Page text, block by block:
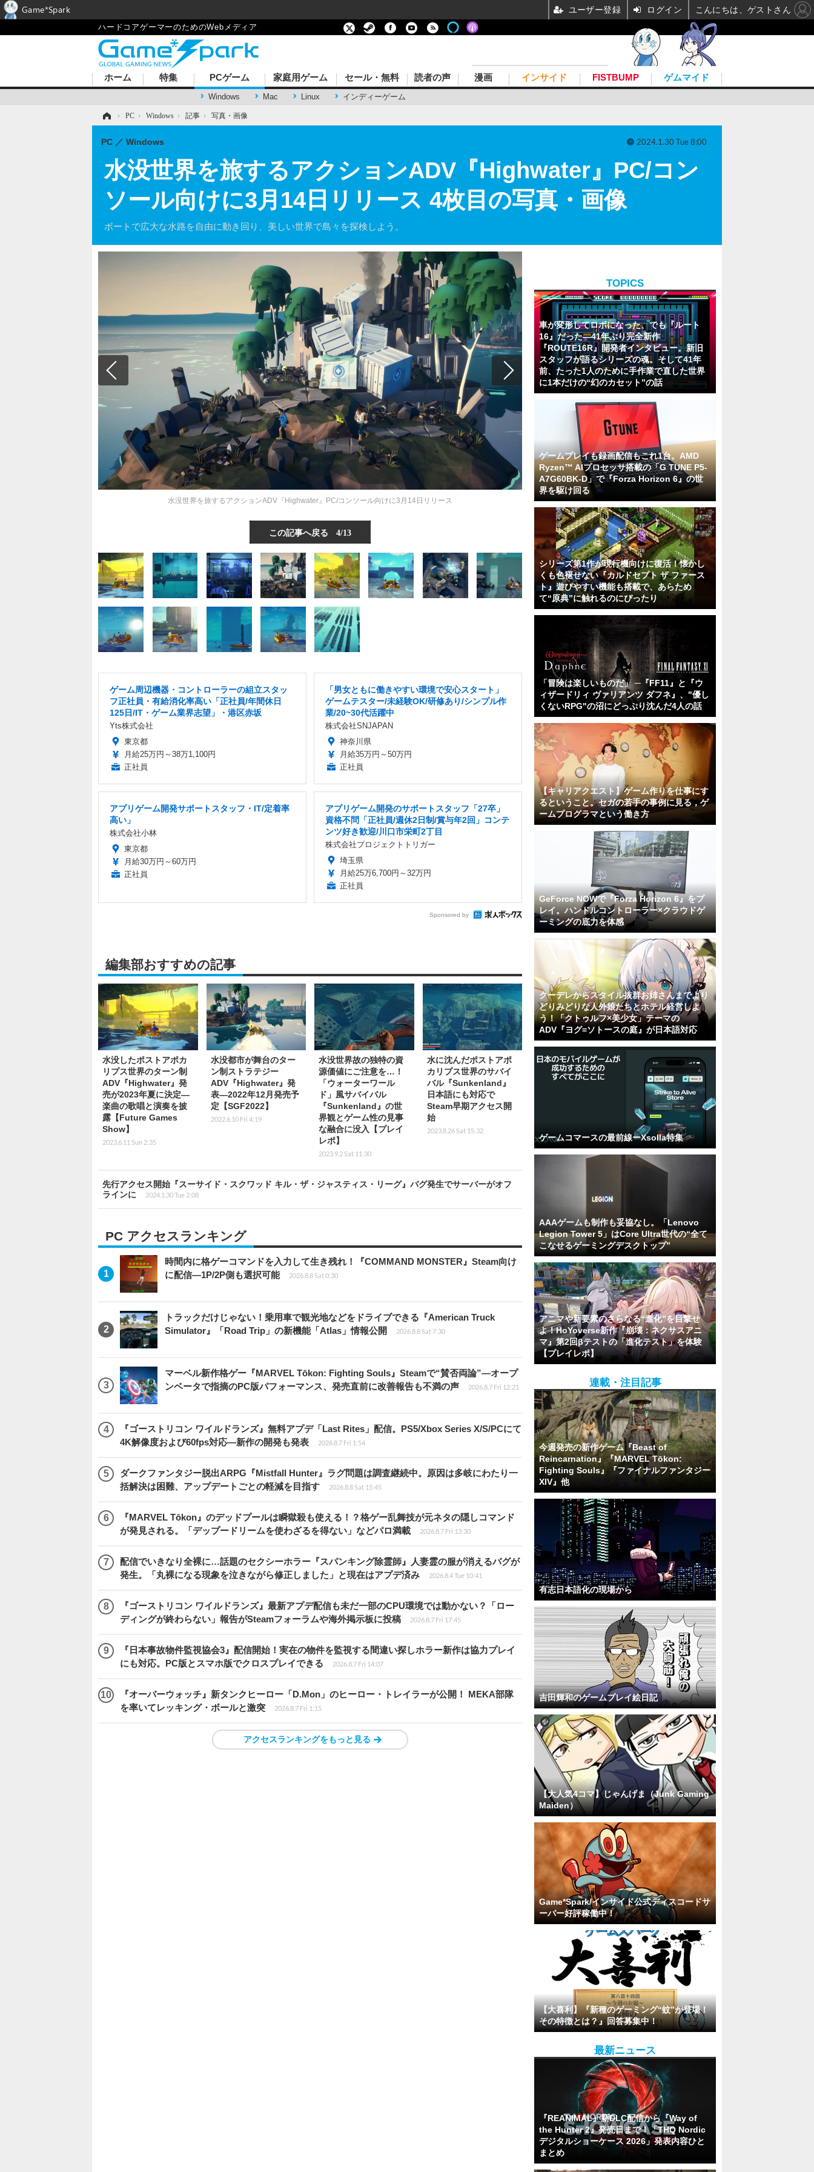
ハードコアゲーマーのためのWebメディア
ホーム 特集 PCゲーム
Windows Mac Linux インディーゲーム
家庭用ゲーム セール・無料 読者の声 漫画 インサイド FISTBUMP ゲムマイド
› PC › Windows › 記事 › 写真・画像
水没世界を旅するアクションADV『Highwater』PC/コン
ソール向けに3月14日リリース 4枚目の写真・画像
ボートで広大な水路を自由に動き回り、美しい世界で島々を探検しよう。
PC Windows 2024.1.30 Tue 8:00
水没世界を旅するアクションADV『Highwater』PC/コンソール向けに3月14日リリース
この記事へ戻る 4/13
ゲーム周辺機器・コントローラーの組立スタッ
フ正社員・有給消化率高い「正社員/年間休日
125日/IT・ゲーム業界志望」・港区赤坂
Yts株式会社
東京都
月給25万円～38万1,100円
正社員
「男女ともに働きやすい環境で安心スタート」
ゲームテスター/未経験OK/研修あり/シンプル作
業/20~30代活躍中
株式会社SNJAPAN
神奈川県
月給35万円～50万円
正社員
アプリゲーム開発サポートスタッフ・IT/定着率
高い」
株式会社小林
東京都
月給30万円～60万円
正社員
アプリゲーム開発のサポートスタッフ「27卒」
資格不問「正社員/週休2日制/賞与年2回」コンテ
ンツ好き歓迎/川口市栄町2丁目
株式会社プロジェクトトリガー
埼玉県
月給25万6,700円～32万円
正社員
Sponsored by
編集部おすすめの記事
水没したポストアポカ
リプス世界のターン制
ADV『Highwater』発
売が2023年夏に決定―
楽曲の歌唱と演奏を披
露【Future Games
Show】
2023.6.11 Sun 2:35
水没都市が舞台のター
ン制ストラテジー
ADV『Highwater』発
表―2022年12月発売予
定【SGF2022】
2022.6.10 Fri 4:19
水没世界故の独特の資
源価値にご注意を…！
「ウォーターワール
ド」風サバイバル
『Sunkenland』の世
界観とゲーム性の見事
な融合に没入【プレイ
レポ】
2023.9.2 Sat 11:30
水に沈んだポストアポ
カリプス世界のサバイ
バル『Sunkenland』
日本語にも対応で
Steam早期アクセス開
始
2023.8.26 Sat 15:32
先行アクセス開始『スーサイド・スクワッド キル・ザ・ジャスティス・リーグ』バグ発生でサーバーがオフ
ラインに
2024.1.30 Tue 2:08
PC アクセスランキング
時間内に格ゲーコマンドを入力して生き残れ！『COMMAND MONSTER』Steam向け
に配信―1P/2P側も選択可能
2026.8.8 Sat 0:30
トラックだけじゃない！乗用車で観光地などをドライブできる『American Truck
Simulator』「Road Trip」の新機能「Atlas」情報公開
2026.8.8 Sat 7:30
マーベル新作格ゲー『MARVEL Tōkon: Fighting Souls』Steamで“賛否両論”―オープ
ンベータで指摘のPC版パフォーマンス、発売直前に改善報告も不満の声
2026.8.7 Fri 12:21
『ゴーストリコン ワイルドランズ』無料アプデ「Last Rites」配信。PS5/Xbox Series X/S/PCにて
4K解像度および60fps対応―新作の開発も発表
2026.8.7 Fri 1:54
ダークファンタジー脱出ARPG『Mistfall Hunter』ラグ問題は調査継続中。原因は多岐にわたり一
括解決は困難、アップデートごとの軽減を目指す
2026.8.8 Sat 15:45
『MARVEL Tōkon』のデッドプールは瞬獄殺も使える！？格ゲー乱舞技が元ネタの隠しコマンド
が発見される。「デップードリームを使わざるを得ない」などパロ満載
2026.8.7 Fri 13:30
配信でいきなり全裸に…話題のセクシーホラー『スパンキング除霊師』人妻霊の服が消えるバグが
発生。「丸裸になる現象を泣きながら修正しました」と現在はアプデ済み
2026.8.4 Tue 10:41
『ゴーストリコン ワイルドランズ』最新アプデ配信も未だ一部のCPU環境では動かない？「ロー
ディングが終わらない」報告がSteamフォーラムや海外掲示板に投稿
2026.8.7 Fri 17:45
『日本事故物件監視協会3』配信開始！実在の物件を監視する間違い探しホラー新作は協力プレイ
にも対応。PC版とスマホ版でクロスプレイできる
2026.8.7 Fri 14:07
『オーバーウォッチ』新タンクヒーロー「D.Mon」のヒーロー・トレイラーが公開！ MEKA部隊
を率いてレッキング・ボールと激突
2026.8.7 Fri 1:15
アクセスランキングをもっと見る
TOPICS
車が変形してロボになった、でも『ルート
16』だった―41年ぶり完全新作
『ROUTE16R』開発者インタビュー。新旧
スタッフが語るシリーズの魂。そして41年
前、たった1人のために手作業で直した世界
に1本だけの“幻のカセット”の話
ゲームプレイも録画配信もこれ1台。AMD
Ryzen™ AIプロセッサ搭載の「G TUNE P5-
A7G60BK-D」で『Forza Horizon 6』の世
界を駆け回る
シリーズ第1作が現行機向けに復活！懐かし
くも色褪せない『カルドセプト ザ ファース
ト』遊びやすい機能も搭載で、あらため
て“原典”に触れるのにぴったり
「冒険は楽しいものだ」 ─『FF11』と『ウ
ィザードリィ ヴァリアンツ ダフネ』、"優し
くないRPG"の沼にどっぷり沈んだ4人の話
【キャリアクエスト】ゲーム作りを仕事にす
るということ。セガの若手の事例に見る，ゲ
ームプログラマという働き方
GeForce NOWで『Forza Horizon 6』をプ
レイ。ハンドルコントローラー×クラウドゲ
ーミングの底力を体感
クーデレからスタイル抜群お姉さんまでより
どりみどりな人外娘たちとホテル経営しよ
う！「クトゥルフ×美少女」テーマの
ADV『ヨグ=ソトースの庭』が日本語対応
ゲームコマースの最前線ーXsolla特集
AAAゲームも制作も妥協なし。「Lenovo
Legion Tower 5」はCore Ultra世代の“全て
こなせるゲーミングデスクトップ”
アニマや新要素のさらなる“進化”を目撃せ
よ！HoYoverse新作『崩壊：ネクサスアニ
マ』第2回βテストの「進化テスト」を体験
【プレイレポ】
連載・注目記事
今週発売の新作ゲーム『Beast of
Reincarnation』『MARVEL Tōkon:
Fighting Souls』『ファイナルファンタジー
XIV』他
有志日本語化の現場から
吉田輝和のゲームプレイ絵日記
【大人気4コマ】じゃんげま（Junk Gaming
Maiden）
Game*Spark/インサイド公式ディスコードサ
ーバー好評稼働中！
【大喜利】『新種のゲーミング“蚊”が登場！
その特徴とは？』回答募集中！
最新ニュース
『REANIMAL』新DLC配信から『Way of
the Hunter 2』発売日まで！「THQ Nordic
デジタルショーケース 2026」発表内容ひと
まとめ
Game*Spark ユーザー登録 ログイン こんにちは、ゲストさん